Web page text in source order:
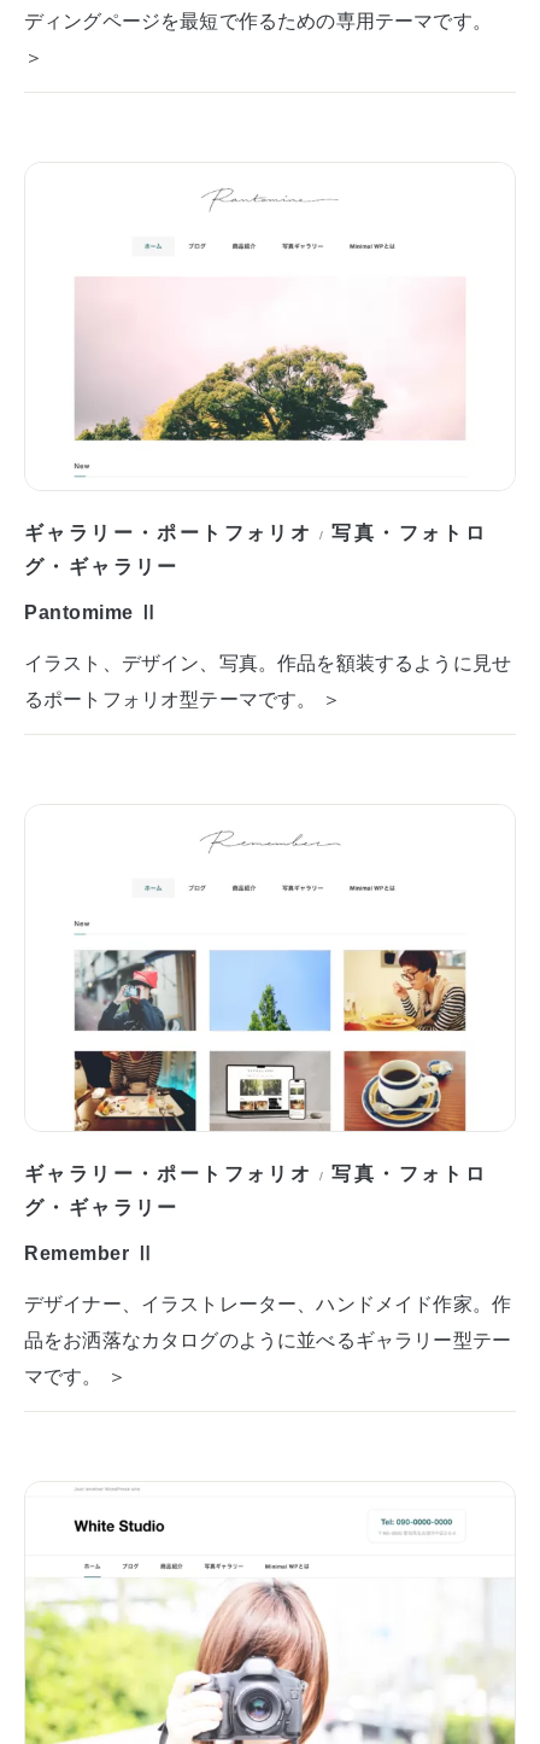
ディングページを最短で作るための専用テーマです。
＞
ギャラリー・ポートフォリオ /写真・フォトロ
グ・ギャラリー
Pantomime Ⅱ
イラスト、デザイン、写真。作品を額装するように見せ
るポートフォリオ型テーマです。 ＞
ギャラリー・ポートフォリオ /写真・フォトロ
グ・ギャラリー
Remember Ⅱ
デザイナー、イラストレーター、ハンドメイド作家。作
品をお洒落なカタログのように並べるギャラリー型テー
マです。 ＞